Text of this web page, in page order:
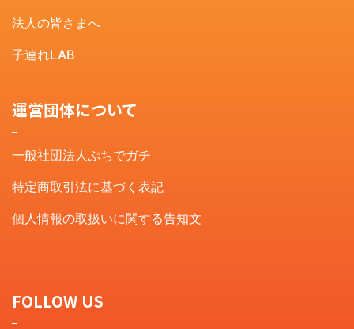
法人の皆さまへ
子連れLAB
運営団体について
一般社団法人ぷちでガチ
特定商取引法に基づく表記
個人情報の取扱いに関する告知文
FOLLOW US